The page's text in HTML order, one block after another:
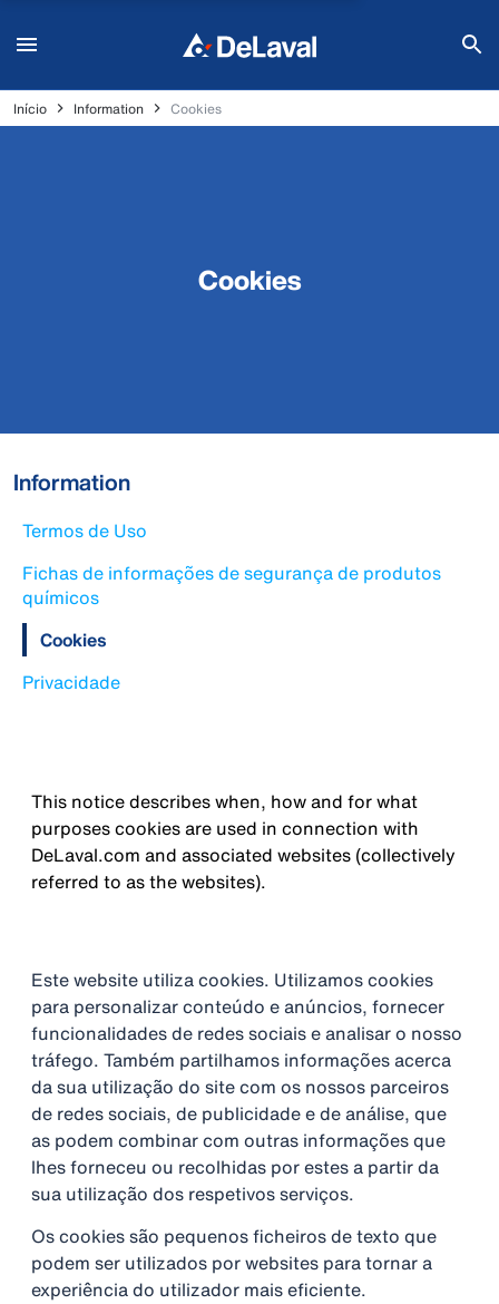
Início Information Cookies
Cookies
Information
Termos de Uso
Fichas de informações de segurança de produtos
químicos
Cookies
Privacidade
This notice describes when, how and for what
purposes cookies are used in connection with
DeLaval.com and associated websites (collectively
referred to as the websites).
Este website utiliza cookies. Utilizamos cookies
para personalizar conteúdo e anúncios, fornecer
funcionalidades de redes sociais e analisar o nosso
tráfego. Também partilhamos informações acerca
da sua utilização do site com os nossos parceiros
de redes sociais, de publicidade e de análise, que
as podem combinar com outras informações que
lhes forneceu ou recolhidas por estes a partir da
sua utilização dos respetivos serviços.
Os cookies são pequenos ficheiros de texto que
podem ser utilizados por websites para tornar a
experiência do utilizador mais eficiente.